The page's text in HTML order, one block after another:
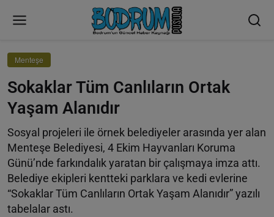
Menteşe
Sokaklar Tüm Canlıların Ortak
Yaşam Alanıdır
Sosyal projeleri ile örnek belediyeler arasında yer alan
Menteşe Belediyesi, 4 Ekim Hayvanları Koruma
Günü’nde farkındalık yaratan bir çalışmaya imza attı.
Belediye ekipleri kentteki parklara ve kedi evlerine
“Sokaklar Tüm Canlıların Ortak Yaşam Alanıdır” yazılı
tabelalar astı.